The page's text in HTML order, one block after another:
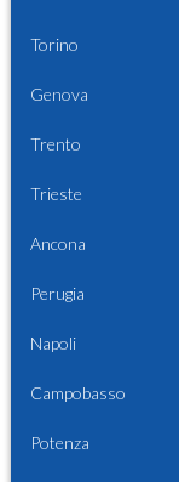
Torino
Genova
Trento
Trieste
Ancona
Perugia
Napoli
Campobasso
Potenza